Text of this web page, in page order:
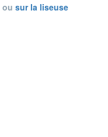
ou sur la liseuse